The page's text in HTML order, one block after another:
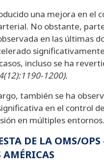
una mejora en el
No obstante,
en las últimas
incluso se ha
1200).
también se ha
en el control
en múltiples entornos.
DE LA OMS/OPS
AMÉRICAS